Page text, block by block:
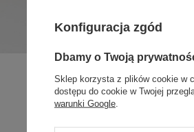
Konfiguracja zgód
Dbamy o Twoją
Sklep korzysta z plików cookie w
dostępu do cookie w Twojej
warunki Google